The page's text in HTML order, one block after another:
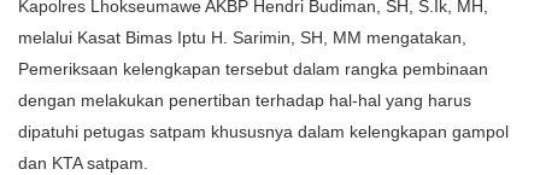
Kapolres Lhokseumawe AKBP Hendri Budiman, SH, S.Ik, MH,
melalui Kasat Bimas Iptu H. Sarimin, SH, MM mengatakan,
Pemeriksaan kelengkapan tersebut dalam rangka pembinaan
dengan melakukan penertiban terhadap hal-hal yang harus
dipatuhi petugas satpam khususnya dalam kelengkapan gampol
dan KTA satpam.